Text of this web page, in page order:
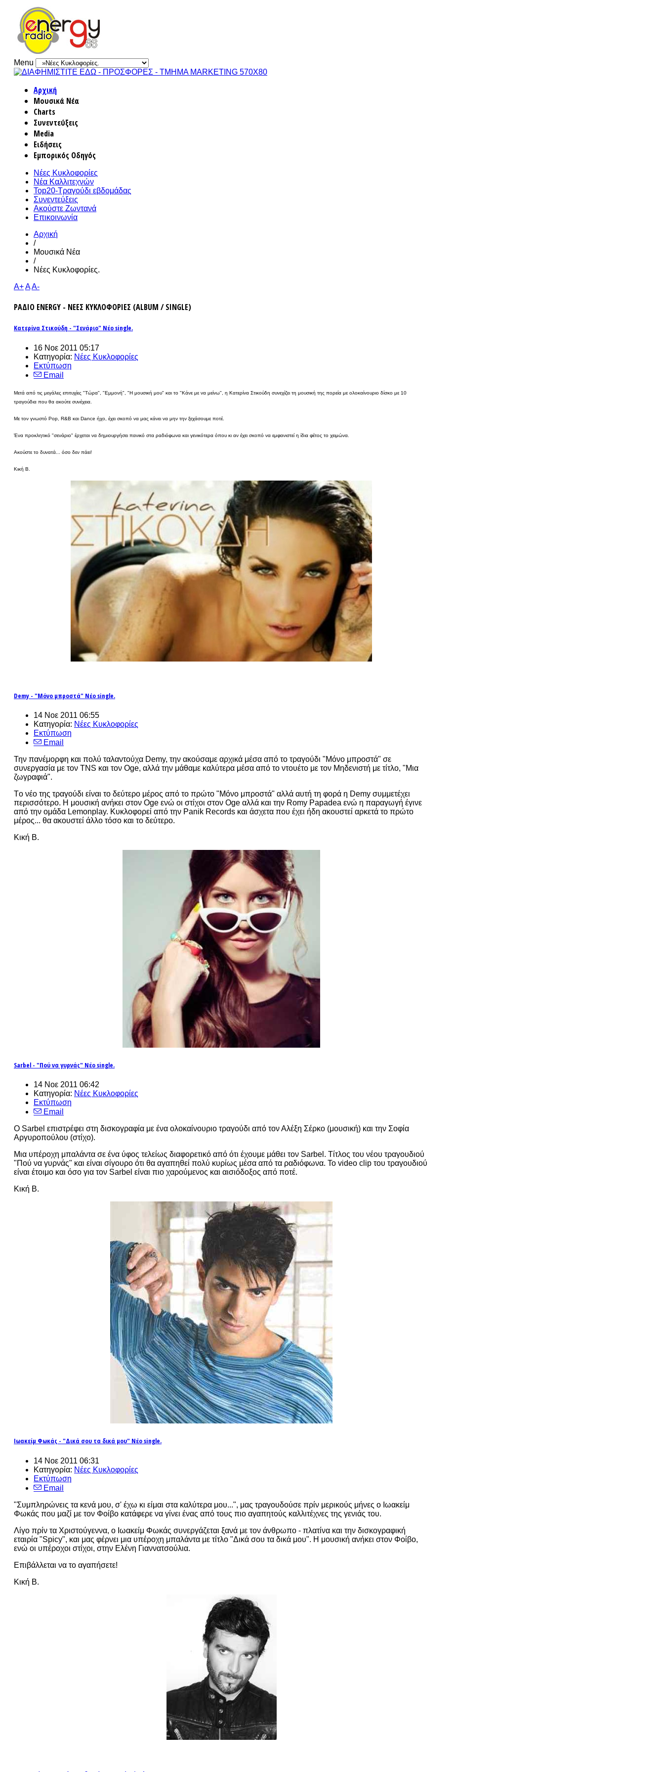
Menu
Αρχική
Μουσικά Νέα
Charts
Συνεντεύξεις
Media
Ειδήσεις
Εμπορικός Οδηγός
Νέες Κυκλοφορίες
Νέα Καλλιτεχνών
Top20-Τραγούδι εβδομάδας
Συνεντεύξεις
Ακούστε Ζωντανά
Επικοινωνία
Αρχική
/
Μουσικά Νέα
/
Νέες Κυκλοφορίες.
A+AA-
ΡΑΔΙΟ ENERGY - ΝΕΕΣ ΚΥΚΛΟΦΟΡΙΕΣ (ALBUM / SINGLE)
Κατερίνα Στικούδη - "Σενάριο" Νέο single.
16 Νοε 2011 05:17
Κατηγορία: Νέες Κυκλοφορίες
Εκτύπωση
Email
Μετά από τις μεγάλες επιτυχίες "Τώρα", "Εμμονή", "Η μουσική μου" και το "Κάνε με να μείνω", η Κατερίνα Στικούδη συνεχίζει τη μουσική της πορεία με ολοκαίνουριο δίσκο με 10
τραγούδια που θα ακούτε συνέχεια.
Με τον γνωστό Pop, R&B και Dance ήχο, έχει σκοπό να μας κάνει να μην την ξεχάσουμε ποτέ.
Ένα προκλητικό "σενάριο" έρχεται να δημιουργήσει πανικό στα ραδιόφωνα και γενικότερα όπου κι αν έχει σκοπό να εμφανιστεί η ίδια φέτος το χειμώνα.
Ακούστε το δυνατά... όσο δεν πάει!
Κική Β.
Demy - "Μόνο μπροστά" Νέο single.
14 Νοε 2011 06:55
Κατηγορία: Νέες Κυκλοφορίες
Εκτύπωση
Email
Την πανέμορφη και πολύ ταλαντούχα Demy, την ακούσαμε αρχικά μέσα από το τραγούδι "Μόνο μπροστά" σε
συνεργασία με τον TNS και τον Oge, αλλά την μάθαμε καλύτερα μέσα από το ντουέτο με τον Μηδενιστή με τίτλο, "Μια
ζωγραφιά".
Tο νέο της τραγούδι είναι το δεύτερο μέρος από το πρώτο "Μόνο μπροστά" αλλά αυτή τη φορά η Demy συμμετέχει
περισσότερο. Η μουσική ανήκει στον Oge ενώ οι στίχοι στον Oge αλλά και την Romy Papadea ενώ η παραγωγή έγινε
από την ομάδα Lemonplay. Κυκλοφορεί από την Panik Records και άσχετα που έχει ήδη ακουστεί αρκετά το πρώτο
μέρος... θα ακουστεί άλλο τόσο και το δεύτερο.
Κική Β.
Sarbel - "Πού να γυρνάς" Νέο single.
14 Νοε 2011 06:42
Κατηγορία: Νέες Κυκλοφορίες
Εκτύπωση
Email
Ο Sarbel επιστρέφει στη δισκογραφία με ένα ολοκαίνουριο τραγούδι από τον Αλέξη Σέρκο (μουσική) και την Σοφία
Αργυροπούλου (στίχο).
Μια υπέροχη μπαλάντα σε ένα ύφος τελείως διαφορετικό από ότι έχουμε μάθει τον Sarbel. Τίτλος του νέου τραγουδιού
"Πού να γυρνάς" και είναι σίγουρο ότι θα αγαπηθεί πολύ κυρίως μέσα από τα ραδιόφωνα. Το video clip του τραγουδιού
είναι έτοιμο και όσο για τον Sarbel είναι πιο χαρούμενος και αισιόδοξος από ποτέ.
Κική Β.
Ιωακείμ Φωκάς - "Δικά σου τα δικά μου" Νέο single.
14 Νοε 2011 06:31
Κατηγορία: Νέες Κυκλοφορίες
Εκτύπωση
Email
"Συμπληρώνεις τα κενά μου, σ' έχω κι είμαι στα καλύτερα μου...", μας τραγουδούσε πρίν μερικούς μήνες ο Ιωακείμ
Φωκάς που μαζί με τον Φοίβο κατάφερε να γίνει ένας από τους πιο αγαπητούς καλλιτέχνες της γενιάς του.
Λίγο πρίν τα Χριστούγεννα, ο Ιωακείμ Φωκάς συνεργάζεται ξανά με τον άνθρωπο - πλατίνα και την δισκογραφική
εταιρία "Spicy", και μας φέρνει μια υπέροχη μπαλάντα με τίτλο "Δικά σου τα δικά μου". Η μουσική ανήκει στον Φοίβο,
ενώ οι υπέροχοι στίχοι, στην Ελένη Γιαννατσούλια.
Επιβάλλεται να το αγαπήσετε!
Κική Β.